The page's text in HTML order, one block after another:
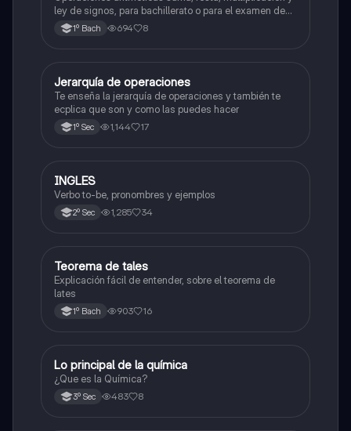
ley de signos, para bachillerato o para el examen de
admisión a la universidad
1º Bach 694 8
Matemáticas
Jerarquía de operaciones
Te enseña la jerarquía de operaciones y también te
ecplica que son y como las puedes hacer
1º Sec 1,144 17
Inglés
INGLES
Verbo to-be, pronombres y ejemplos
2º Sec 1,285 34
Matemáticas
Teorema de tales
Explicación fácil de entender, sobre el teorema de
lates
1º Bach 903 16
Química
Lo principal de la química
¿Que es la Química?
3º Sec 483 8